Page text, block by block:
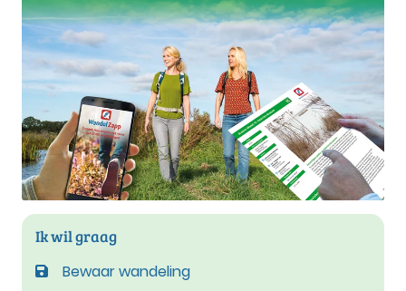
Ik wil graag
Bewaar wandeling